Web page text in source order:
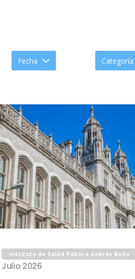
Instituto de Salud Pública Andrés Bello
Julio 2026